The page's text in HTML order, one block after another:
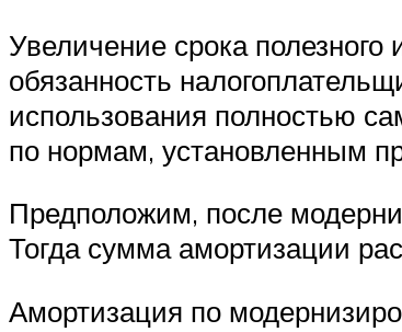
Увеличение срока
обязанность
использования полностью
по нормам, установленным
Предположим, после
Тогда сумма амортизации
Амортизация по